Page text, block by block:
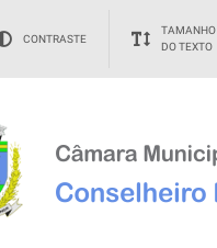
CONTRASTE
TAMANHO
DO TEXTO